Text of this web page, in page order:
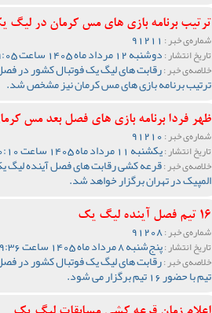
ترتیب برنامه بازی های مس کرمان در
شماره‌ی خبر :
تاریخ انتشار :دوشنبه 12 مرداد ماه 1405 ساعت 19:05
خلاصه‌ی خبر :رقابت های لیگ یک فوتبال کشور در
ترتیب برنامه بازی های مس کرمان نیز مشخص شد.
ظهر فردا برنامه بازی های فصل بعد مس
شماره‌ی خبر :
تاریخ انتشار :یکشنبه 11 مرداد ماه 1405 ساعت 20:10
خلاصه‌ی خبر :قرعه کشی رقابت های فصل آینده لیگ
المپیک در تهران برگزار خواهد شد.
16 تیم فصل آینده لیگ یک
شماره‌ی خبر :91208
تاریخ انتشار :پنج‌شنبه 8 مرداد ماه 1405 ساعت 09:36
خلاصه‌ی خبر :
تیم با حضور 16 تیم برگزار می شود.